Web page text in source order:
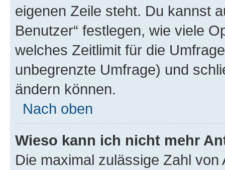
eigenen Zeile steht. Du kannst
Benutzer“ festlegen, wie viele
welches Zeitlimit für die
unbegrenzte Umfrage) und
ändern können.
Nach oben
Wieso kann ich nicht mehr
Die maximal zulässige Zahl